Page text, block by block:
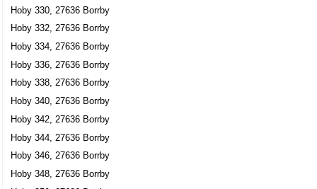
Hoby 330, 27636 Borrby
Hoby 332, 27636 Borrby
Hoby 334, 27636 Borrby
Hoby 336, 27636 Borrby
Hoby 338, 27636 Borrby
Hoby 340, 27636 Borrby
Hoby 342, 27636 Borrby
Hoby 344, 27636 Borrby
Hoby 346, 27636 Borrby
Hoby 348, 27636 Borrby